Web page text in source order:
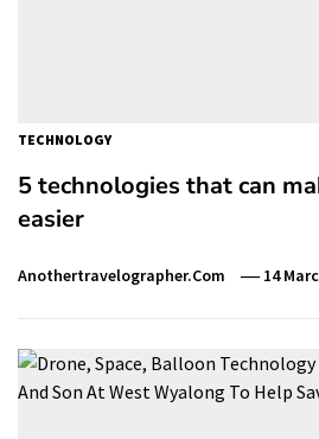
TECHNOLOGY
5 technologies that can
easier
Anothertravelographer.com 14